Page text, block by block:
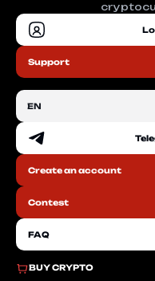
Support
BUY CRYPTO
EN
EN
Create an account
Contest
FAQ